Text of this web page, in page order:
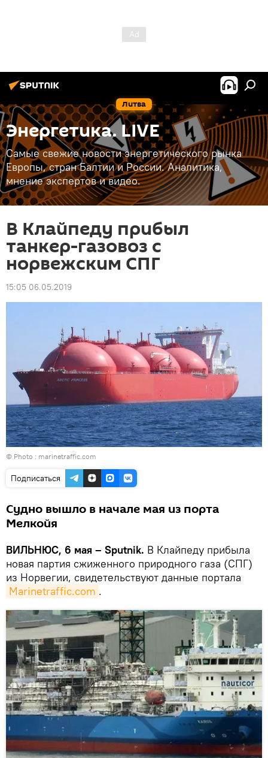
Литва
Энергетика. LIVE
Самые свежие новости энергетического рынка
Европы, стран Балтии и России. Аналитика,
мнение экспертов и видео.
В Клайпеду прибыл
танкер-газовоз с
норвежским СПГ
15:05 06.05.2019
© Photo : marinetraffic.com
Подписаться
Судно вышло в начале мая из порта
Мелкойя
ВИЛЬНЮС, 6 мая – Sputnik. В Клайпеду прибыла
новая партия сжиженного природного газа (СПГ)
из Норвегии, свидетельствуют данные портала
Marinetraffic.com .